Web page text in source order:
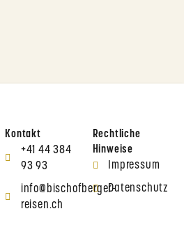
Kontakt
+41 44 384
93 93
info@bischofberger-
reisen.ch
Rechtliche
Hinweise
Impressum
Datenschutz